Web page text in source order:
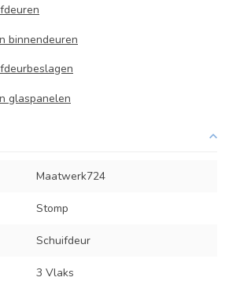
binnendeuren
glaspanelen
Maatwerk724
Stomp
Schuifdeur
3 Vlaks